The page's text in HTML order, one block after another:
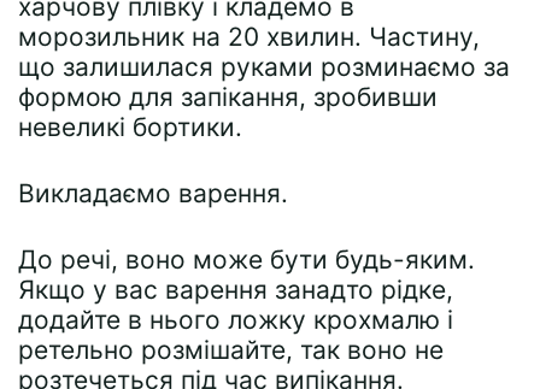
харчову плівку і кладемо в
морозильник на 20 хвилин. Частину,
що залишилася руками розминаємо за
формою для запікання, зробивши
невеликі бортики.
Викладаємо варення.
До речі, воно може бути будь-яким.
Якщо у вас варення занадто рідке,
додайте в нього ложку крохмалю і
ретельно розмішайте, так воно не
розтечеться під час випікання.